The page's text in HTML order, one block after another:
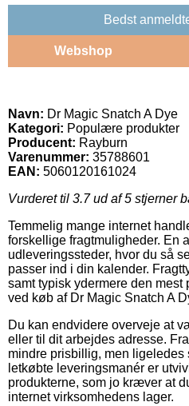
Bedst
Webshop
Navn: Dr Magic Snatch A Dye
Kategori: Populære produkter
Producent: Rayburn
Varenummer: 35788601
EAN: 5060120161024
Vurderet til 3.7ud af 5 stjerner
Temmelig mange internet
forskellige fragtmuligheder. En
udleveringssteder, hvor du så
passer ind i din kalender.
samt typisk ydermere den mest
ved køb af Dr Magic Snatch A
Du kan endvidere overveje at
eller til dit arbejdes adresse.
mindre prisbillig, men
letkøbte leveringsmanér er
produkterne, som jo kræver at
internet virksomhedens lager.